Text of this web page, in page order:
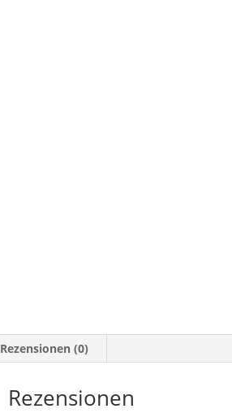
Rezensionen (0)
Rezensionen